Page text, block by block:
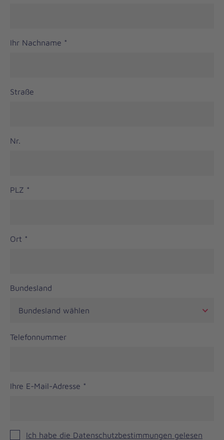
Ihr Nachname *
Straße
Nr.
PLZ *
Ort *
Bundesland
Telefonnummer
Ihre E-Mail-Adresse *
Ich habe die Datenschutzbestimmungen gelesen